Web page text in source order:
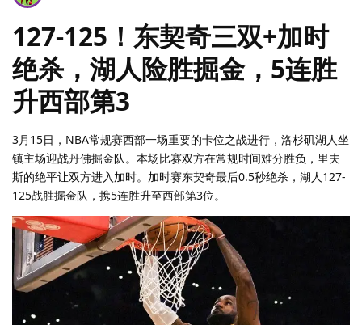
127-125！东契奇三双+加时
绝杀，湖人险胜掘金，5连胜
升西部第3
3月15日，NBA常规赛西部一场重要的卡位之战进行，洛杉矶湖人坐
镇主场迎战丹佛掘金队。本场比赛双方在常规时间难分胜负，里夫
斯的绝平让双方进入加时。加时赛东契奇最后0.5秒绝杀，湖人127-
125战胜掘金队，携5连胜升至西部第3位。